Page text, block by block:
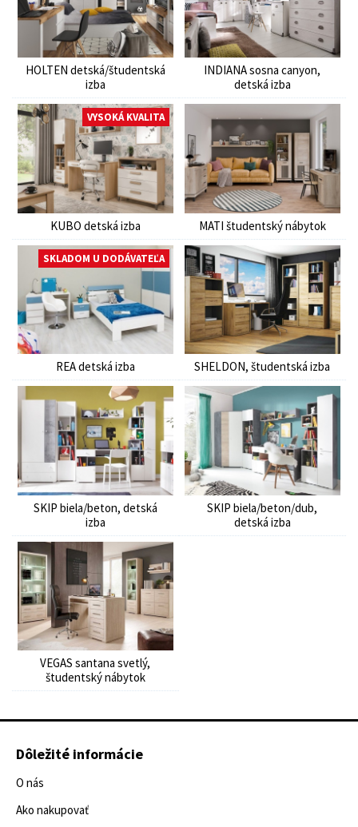
HOLTEN detská/študentská
izba
INDIANA sosna canyon,
detská izba
VYSOKÁ KVALITA
KUBO detská izba MATI študentský nábytok
SKLADOM U DODÁVATEĽA
REA detská izba SHELDON, študentská izba
SKIP biela/beton, detská
izba
SKIP biela/beton/dub,
detská izba
VEGAS santana svetlý,
študentský nábytok
Dôležité informácie
O nás
Ako nakupovať